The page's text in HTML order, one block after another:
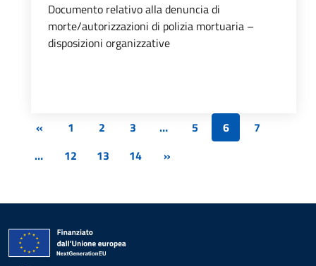
Documento relativo alla denuncia di
morte/autorizzazioni di polizia mortuaria –
disposizioni organizzative
« 1 2 3 … 5 6
7
…
12 13 14 »